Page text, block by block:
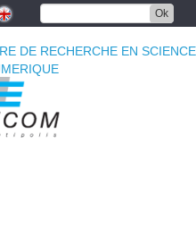
Ok
DE RECHERCHE EN